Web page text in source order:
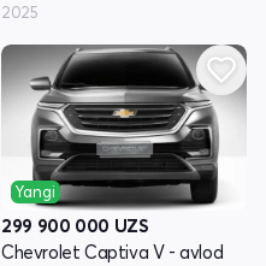
2025
Yangi
299 900 000 UZS
Chevrolet Captiva V - avlod